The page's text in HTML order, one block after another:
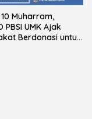
Muharram,
PBSI UMK Ajak
Berdonasi untuk